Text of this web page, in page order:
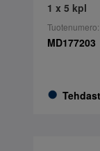
1 x 5 kpl
Tuotenumero:
MD177203